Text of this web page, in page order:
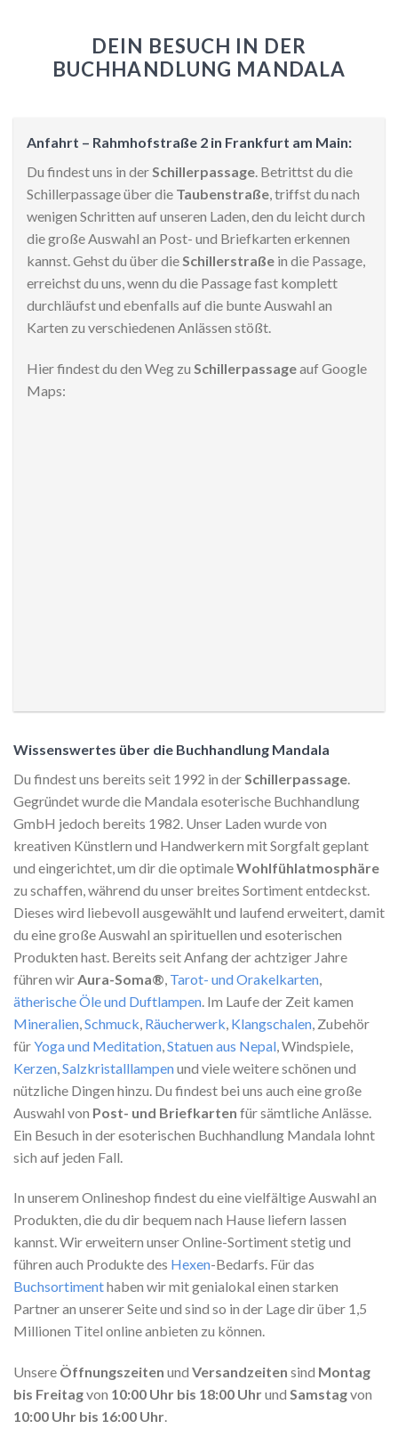
DEIN BESUCH IN DER
BUCHHANDLUNG MANDALA
Anfahrt – Rahmhofstraße 2 in Frankfurt am Main:
Du findest uns in derSchillerpassage. Betrittst du die
Schillerpassage über die Taubenstraße, triffst du nach
wenigen Schritten auf unseren Laden, den du leicht durch
die große Auswahl an Post- und Briefkarten erkennen
kannst. Gehst du über dieSchillerstraße in die Passage,
erreichst du uns, wenn du die Passage fast komplett
durchläufst und ebenfalls auf die bunte Auswahl an
Karten zu verschiedenen Anlässen stößt.
Hier findest du den Weg zu Schillerpassageauf Google
Maps:
Wissenswertes über die Buchhandlung Mandala
Du findest uns bereits seit 1992 in der Schillerpassage
Gegründet wurde die Mandala esoterische Buchhandlung
GmbH jedoch bereits 1982. Unser Laden wurde von
kreativen Künstlern und Handwerkern mit Sorgfalt geplant
und eingerichtet, um dir die optimaleWohlfühlatmosphäre
zu schaffen, während du unser breites Sortiment entdeckst.
Dieses wird liebevoll ausgewählt und laufend erweitert, damit
du eine große Auswahl an spirituellen und esoterischen
Produkten hast. Bereits seit Anfang der achtziger Jahre
führen wir Aura-Soma® Tarot- und Orakelkarten
ätherische Öle und Duftlampen . Im Laufe der Zeit kamen
Mineralien Schmuck Räucherwerk Klangschalen , Zubehör
fürYoga und Meditation Statuen aus Nepal , Windspiele,
Kerzen Salzkristalllampenund viele weitere schönen und
nützliche Dingen hinzu. Du findest bei uns auch eine große
Auswahl von Post- und Briefkarten für sämtliche Anlässe.
Ein Besuch in der esoterischen Buchhandlung Mandala lohnt
sich auf jeden Fall.
In unserem Onlineshop findest du eine vielfältige Auswahl an
Produkten, die du dir bequem nach Hause liefern lassen
kannst. Wir erweitern unser Online-Sortiment stetig und
führen auch Produkte des Hexen-Bedarfs. Für das
Buchsortimenthaben wir mit genialokal einen starken
Partner an unserer Seite und sind so in der Lage dir über 1,5
Millionen Titel online anbieten zu können.
Unsere Öffnungszeiten und Versandzeiten sind Montag
bis Freitagvon 10:00 Uhr bis 18:00 Uhrund Samstagvon
10:00 Uhr bis 16:00 Uhr.